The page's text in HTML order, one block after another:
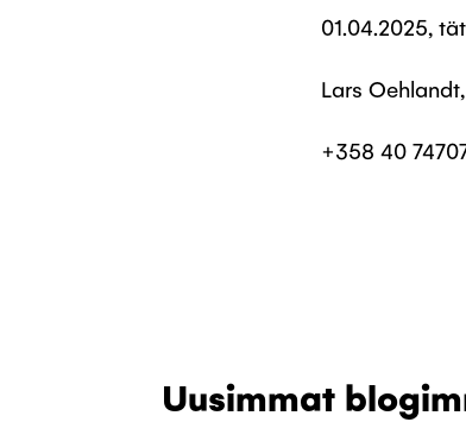
01.04.2025,
Lars
+358 40
Uusimmat